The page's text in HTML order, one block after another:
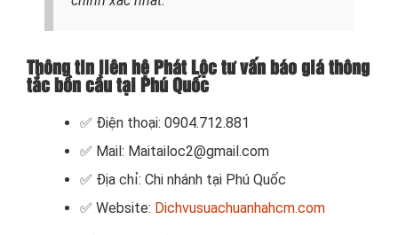
Thông tin liên hệ Phát Lộc tư vấn báo giá thông
tắc bồn cầu tại Phú Quốc
✅ Điện thoại: 0904.712.881
✅ Mail: Maitailoc2@gmail.com
✅ Địa chỉ: Chi nhánh tại Phú Quốc
✅ Website: Dichvusuachuanhahcm.com